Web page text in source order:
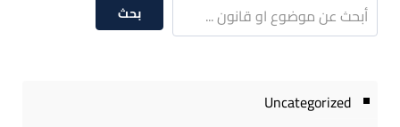
بحث
Uncategorized